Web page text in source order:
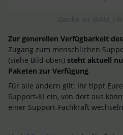
Zur generellen Verfügbarkeit
Zugang zum menschlichen
(siehe Bild oben) steht aktuell
Paketen zur Verfügung.
Für alle andern gilt: Ihr tippt
Support-KI ein, von dort aus
einer Support-Fachkraft